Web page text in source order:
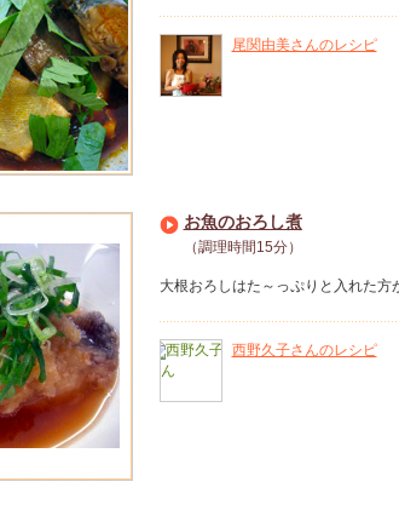
尾関由美さんのレシピ
お魚のおろし煮
（調理時間15分）
大根おろしはた～っぷりと入れた方
西野久子さんのレシピ